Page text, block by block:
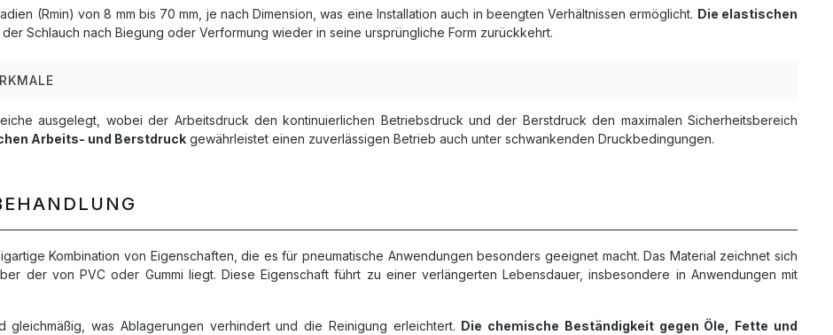
(Rmin) von 8 mm bis 70 mm, je nach Dimension, was eine Installation auch in beengten Verhältnissen ermöglicht. Die elastischen
Schlauch nach Biegung oder Verformung wieder in seine ursprüngliche Form zurückkehrt.
ausgelegt, wobei der Arbeitsdruck den kontinuierlichen Betriebsdruck und der Berstdruck den maximalen Sicherheitsbereich
Arbeits- und Berstdruck gewährleistet einen zuverlässigen Betrieb auch unter schwankenden Druckbedingungen.
Kombination von Eigenschaften, die es für pneumatische Anwendungen besonders geeignet macht. Das Material zeichnet sich
der von PVC oder Gummi liegt. Diese Eigenschaft führt zu einer verlängerten Lebensdauer, insbesondere in Anwendungen mit
gleichmäßig, was Ablagerungen verhindert und die Reinigung erleichtert. Die chemische Beständigkeit gegen Öle, Fette und